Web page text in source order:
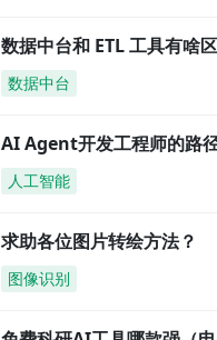
数据中台和 ETL 工具有啥
数据中台
AI Agent开发工程师的路
人工智能
求助各位图片转绘方法？
图像识别